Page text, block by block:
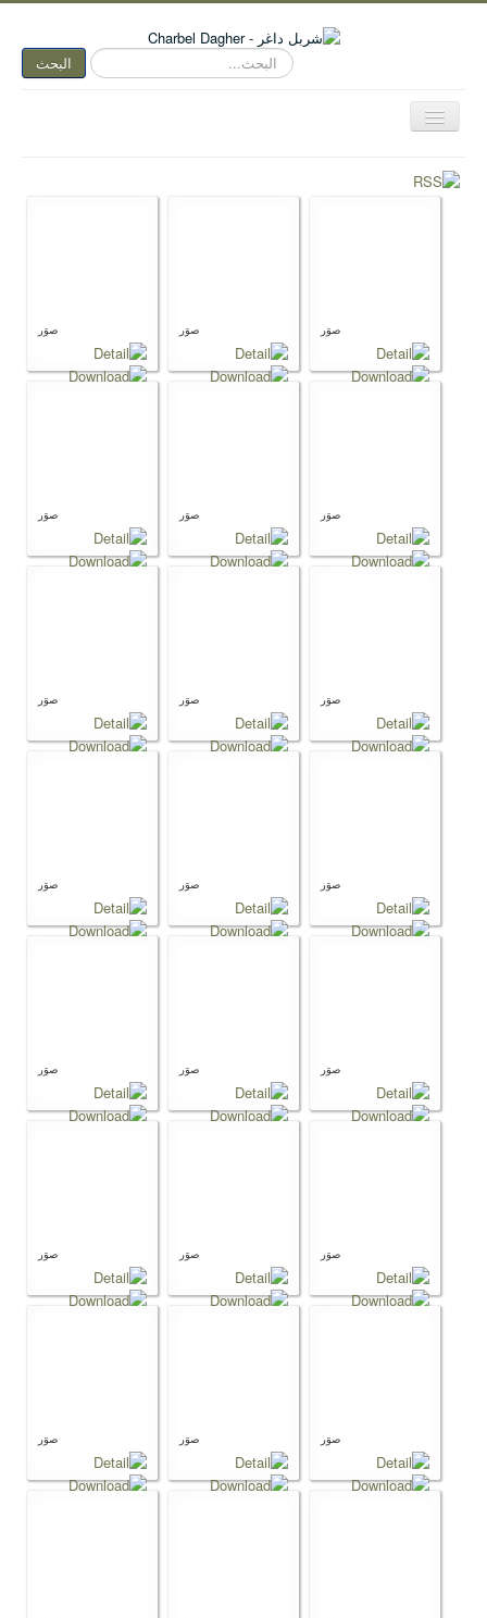
البحث... البحث
تبديل
المتصفح
الصفحة الرئيسية
نقد الأدب
صُوَر
صوَر صوَر صوَر
صوَر صوَر صوَر
صوَر صوَر صوَر
صوَر صوَر صوَر
صوَر صوَر صوَر
صوَر صوَر صوَر
صوَر صوَر صوَر